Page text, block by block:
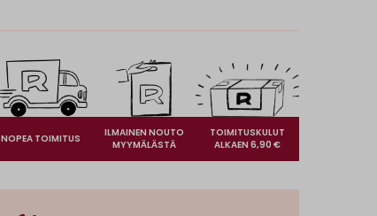
NOPEA TOIMITUS
ILMAINEN NOUTO
MYYMÄLÄSTÄ
TOIMITUSKULUT
ALKAEN 6,90 €